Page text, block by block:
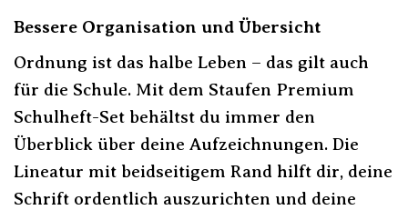
Bessere Organisation und Übersicht
Ordnung ist das halbe Leben – das gilt auch
für die Schule. Mit dem Staufen Premium
Schulheft-Set behältst du immer den
Überblick über deine Aufzeichnungen. Die
Lineatur mit beidseitigem Rand hilft dir, deine
Schrift ordentlich auszurichten und deine